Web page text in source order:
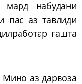
набудани
пас аз тавлиди
гашта
аз дарвоза